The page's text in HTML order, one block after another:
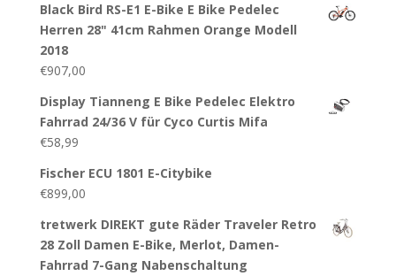
Black Bird RS-E1 E-Bike E Bike Pedelec
Herren 28" 41cm Rahmen Orange Modell
2018
€907,00
Display Tianneng E Bike Pedelec Elektro
Fahrrad 24/36 V für Cyco Curtis Mifa
€58,99
Fischer ECU 1801 E-Citybike
€899,00
tretwerk DIREKT gute Räder Traveler Retro
28 Zoll Damen E-Bike, Merlot, Damen-
Fahrrad 7-Gang Nabenschaltung